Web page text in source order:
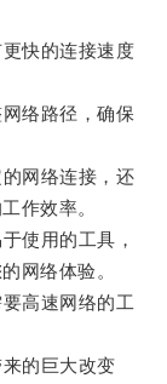
快的连接速度
络路径，确保
网络连接，还
作效率。
使用的工具，
网络体验。
高速网络的工
的巨大改变